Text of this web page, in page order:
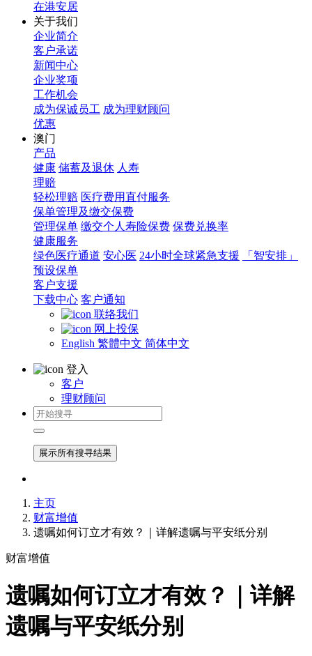
在港安居
关于我们
企业简介
客户承诺
新闻中心
企业奖项
工作机会
成为保诚员工 成为理财顾问
优惠
澳门
产品
健康 储蓄及退休 人寿
理赔
轻松理赔 医疗费用直付服务
保单管理及缴交保费
管理保单 缴交个人寿险保费 保费兑换率
健康服务
绿色医疗通道 安心医 24小时全球紧急支援
「智安排」
预设保单
客户支援
下载中心 客户通知
联络我们
网上投保
English 繁體中文 简体中文
登入
客户
理财顾问
展示所有搜寻结果
主页
财富增值
遗嘱如何订立才有效？｜详解遗嘱与平安纸分别
财富增值
遗嘱如何订立才有效？｜详解
遗嘱与平安纸分别